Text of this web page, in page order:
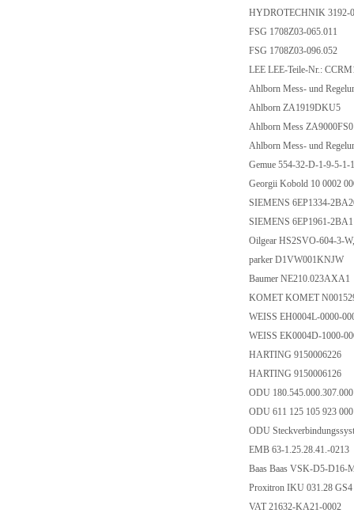
HYDROTECHNIK 3192-
FSG 1708Z03-065.011
FSG 1708Z03-096.052
LEE LEE-Teile-Nr.:
Ahlborn Mess- und
Ahlborn ZA1919DKU5
Ahlborn Mess
Ahlborn Mess- und
Gemue 554-32-D-1-9-5-1-
Georgii Kobold 10 0002
SIEMENS 6EP1334-
SIEMENS 6EP1961-
Oilgear HS2SVO-604-3-
parker D1VW001KNJW
Baumer NE210.023AXA1
KOMET KOMET
WEISS EH0004L-0000-
WEISS EK0004D-1000-
HARTING 9150006226
HARTING 9150006126
ODU
ODU 611 125 105 923
ODU
EMB 63-1.25.28.41.-0213
Baas Baas VSK-D5-D16-
Proxitron IKU 031.28
VAT 21632-KA21-0002